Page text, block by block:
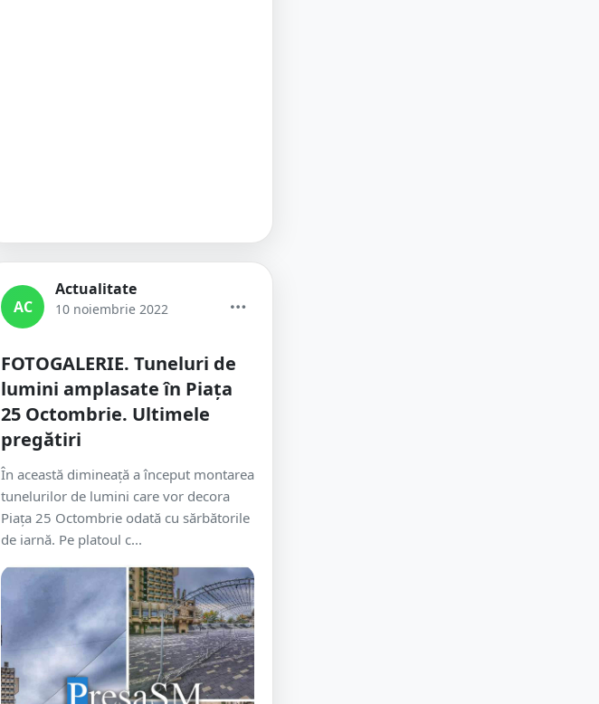
AC
Actualitate
10 noiembrie 2022
FOTOGALERIE. Tuneluri de
lumini amplasate în Piața
25 Octombrie. Ultimele
pregătiri
În această dimineață a început montarea
tunelurilor de lumini care vor decora
Piața 25 Octombrie odată cu sărbătorile
de iarnă. Pe platoul c...